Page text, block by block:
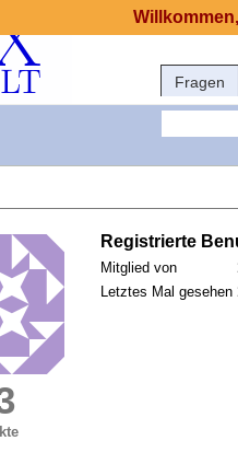
Fragen
Registrierte
Mitglied von
Letztes Mal gesehen